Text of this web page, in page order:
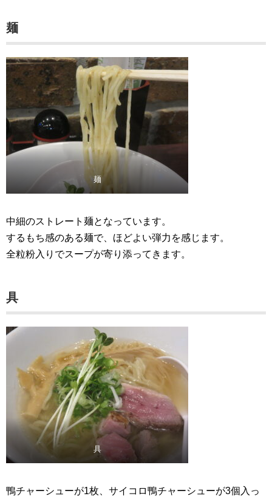
麺
麺
中細のストレート麺となっています。
するもち感のある麺で、ほどよい弾力を感じます。
全粒粉入りでスープが寄り添ってきます。
具
具
鴨チャーシューが1枚、サイコロ鴨チャーシューが3個入っ